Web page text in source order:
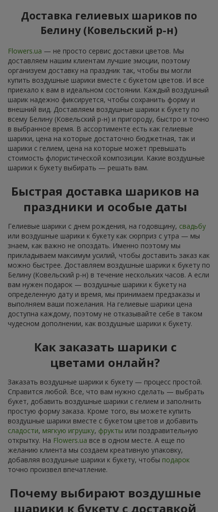
Доставка гелиевых шариков по
Белину (Ковельский р-н)
Flowers.ua — не просто сервис доставки цветов. Мы
доставляем нашим клиентам лучшие эмоции, поэтому
организуем доставку на праздник так, чтобы вы могли
купить воздушные шарики вместе с букетом цветов. И все
приехало к вам в идеальном состоянии. Каждый воздушный
шарик надежно фиксируется, чтобы сохранить форму и
внешний вид. Доставляем воздушные шарики к букету по
всему Белину (Ковельский р-н) и пригороду, быстро и точно
в выбранное время. В ассортименте есть как гелиевые
шарики, цена на которые достаточно бюджетная, так и
шарики с гелием, цена на которые может превышать
стоимость флористической композиции. Какие воздушные
шарики к букету выбирать — решать вам.
Быстрая доставка шариков на
праздники и особые даты
Гелиевые шарики с днем рождения, на годовщину, свадьбу
или воздушные шарики к букету как сюрприз с утра — мы
знаем, как важно не опоздать. Именно поэтому мы
прикладываем максимум усилий, чтобы доставить заказ как
можно быстрее. Доставляем воздушные шарики к букету по
Белину (Ковельский р-н) в течение нескольких часов. А если
вам нужен подарок — воздушные шарики к букету на
определенную дату и время, мы принимаем предзаказы и
выполняем ваши пожелания. На гелиевые шарики цена
доступна каждому, поэтому не отказывайте себе в таком
чудесном дополнении, как воздушные шарики к букету.
Как заказать шарики с
цветами онлайн?
Заказать воздушные шарики к букету — процесс простой.
Справится любой. Все, что вам нужно сделать — выбрать
букет, добавить воздушные шарики с гелием и заполнить
простую форму заказа. Кроме того, вы можете купить
воздушные шарики вместе с букетом цветов и добавить
сладости, мягкую игрушку, фрукты или поздравительную
открытку. На Flowers.ua все в одном месте. А еще по
желанию клиента мы создаем креативную упаковку,
добавляя воздушные шарики к букету, чтобы подарок
точно произвел впечатление.
Почему выбирают воздушные
шарики к букету с доставкой